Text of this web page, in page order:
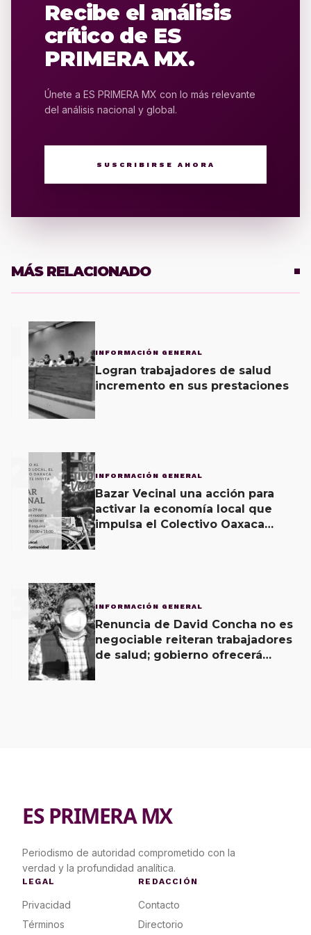
Recibe el análisis
crítico de ES
PRIMERA MX.
Únete a ES PRIMERA MX con lo más relevante
del análisis nacional y global.
SUSCRIBIRSE AHORA
MÁS RELACIONADO
INFORMACIÓN GENERAL
Logran trabajadores de salud
incremento en sus prestaciones
2 INFORMACIÓN GENERAL
Bazar Vecinal una acción para
activar la economía local que
impulsa el Colectivo Oaxaca
3 INFORMACIÓN GENERAL
Renuncia de David Concha no es
negociable reiteran trabajadores
de salud; gobierno ofrecerá
ES PRIMERA MX
Periodismo de autoridad comprometido con la
verdad y la profundidad analítica.
LEGAL
Privacidad
Términos
REDACCIÓN
Contacto
Directorio